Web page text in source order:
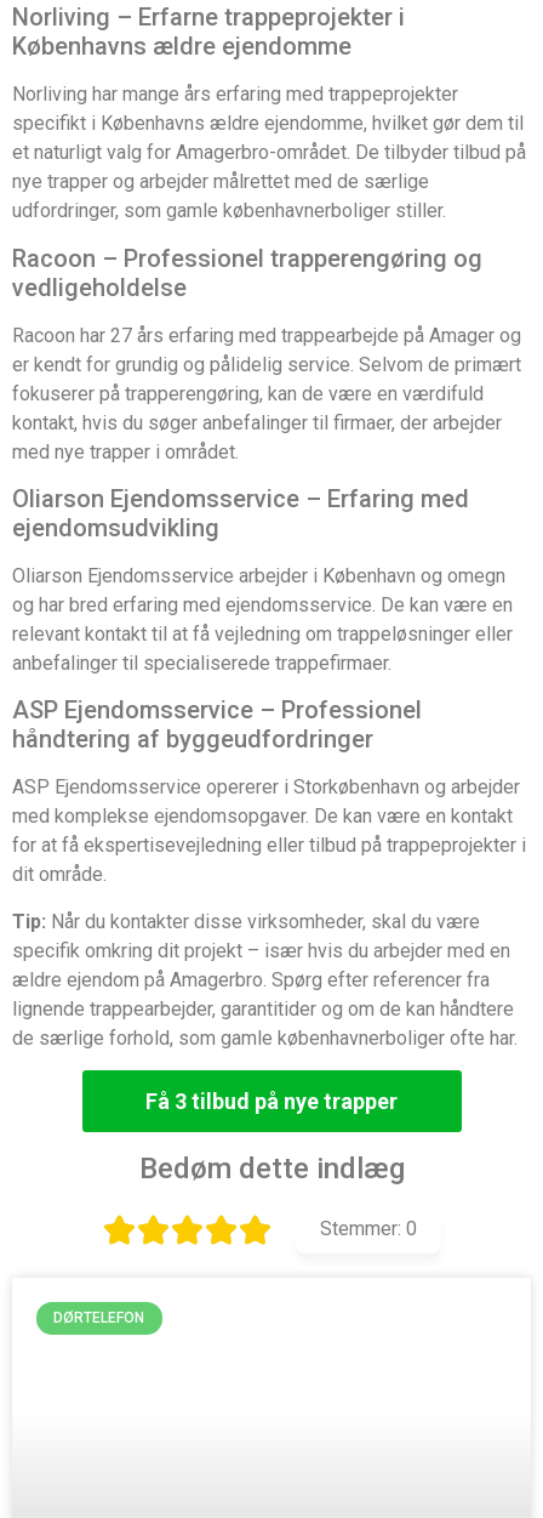
Norliving – Erfarne trappeprojekter i
Københavns ældre ejendomme
Norliving har mange års erfaring med trappeprojekter
specifikt i Københavns ældre ejendomme, hvilket gør dem til
et naturligt valg for Amagerbro-området. De tilbyder tilbud på
nye trapper og arbejder målrettet med de særlige
udfordringer, som gamle københavnerboliger stiller.
Racoon – Professionel trapperengøring og
vedligeholdelse
Racoon har 27 års erfaring med trappearbejde på Amager og
er kendt for grundig og pålidelig service. Selvom de primært
fokuserer på trapperengøring, kan de være en værdifuld
kontakt, hvis du søger anbefalinger til firmaer, der arbejder
med nye trapper i området.
Oliarson Ejendomsservice – Erfaring med
ejendomsudvikling
Oliarson Ejendomsservice arbejder i København og omegn
og har bred erfaring med ejendomsservice. De kan være en
relevant kontakt til at få vejledning om trappeløsninger eller
anbefalinger til specialiserede trappefirmaer.
ASP Ejendomsservice – Professionel
håndtering af byggeudfordringer
ASP Ejendomsservice opererer i Storkøbenhavn og arbejder
med komplekse ejendomsopgaver. De kan være en kontakt
for at få ekspertisevejledning eller tilbud på trappeprojekter i
dit område.
Tip: Når du kontakter disse virksomheder, skal du være
specifik omkring dit projekt – især hvis du arbejder med en
ældre ejendom på Amagerbro. Spørg efter referencer fra
lignende trappearbejder, garantitider og om de kan håndtere
de særlige forhold, som gamle københavnerboliger ofte har.
Få 3 tilbud på nye trapper
Bedøm dette indlæg
Stemmer: 0
DØRTELEFON